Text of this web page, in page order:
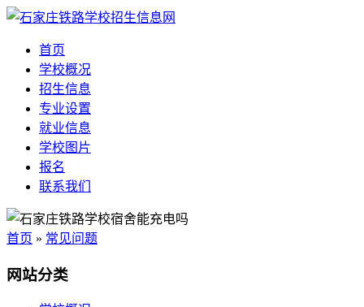
首页
学校概况
招生信息
专业设置
就业信息
学校图片
报名
联系我们
首页 » 常见问题
网站分类